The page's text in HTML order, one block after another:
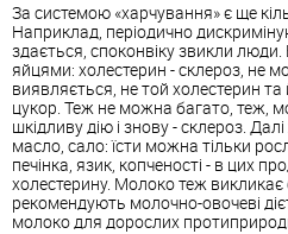
За системою «харчування» є ще
Наприклад, періодично
здається, споконвіку звикли люди.
яйцями: холестерин - склероз, не
виявляється, не той холестерин
цукор. Теж не можна багато, теж,
шкідливу дію і знову - склероз.
масло, сало: їсти можна тільки
печінка, язик, копченості - в цих
холестерину. Молоко теж викликає
рекомендують молочно-овочеві
молоко для дорослих